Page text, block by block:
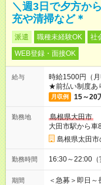
＼週3日で夕方か
充や清掃など＊
派遣 職種未経験OK 社
WEB登録・面接OK
給与
時給1500円（
★前払い制度あ
月収例 15～20
勤務地
島根県大田市
大田市駅から車
島根県太田市
勤務時間 16:30～22:00（
期間 ＜急募＞即日